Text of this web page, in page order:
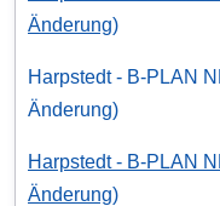
Änderung)
Harpstedt - B-PLAN
Änderung)
Harpstedt - B-PLAN
Änderung)